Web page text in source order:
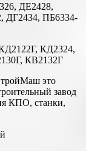
ДЕ2428,
ДГ2434, ПБ6334-
КД2324,
КВ2132Г
это
завод
КПО, станки,